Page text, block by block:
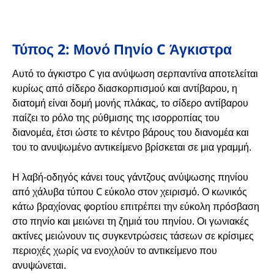
Τύπος 2: Μονό Πηνίο C Άγκιστρα
Αυτό το άγκιστρο C για ανύψωση σερπαντίνα αποτελείται
κυρίως από σίδερο διασκορπισμού και αντίβαρου, η
διατομή είναι δομή μονής πλάκας, το σίδερο αντίβαρου
παίζει το ρόλο της ρύθμισης της ισορροπίας του
διανομέα, έτσι ώστε το κέντρο βάρους του διανομέα και
του το ανυψωμένο αντικείμενο βρίσκεται σε μια γραμμή.
Η λαβή-οδηγός κάνει τους γάντζους ανύψωσης πηνίου
από χάλυβα τύπου C εύκολο στον χειρισμό. Ο κωνικός
κάτω βραχίονας φορτίου επιτρέπει την εύκολη πρόσβαση
στο πηνίο και μειώνει τη ζημιά του πηνίου. Οι γωνιακές
ακτίνες μειώνουν τις συγκεντρώσεις τάσεων σε κρίσιμες
περιοχές χωρίς να ενοχλούν το αντικείμενο που
ανυψώνεται.